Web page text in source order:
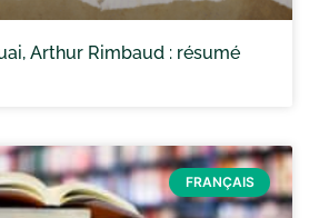
Arthur Rimbaud : résumé
FRANÇAIS